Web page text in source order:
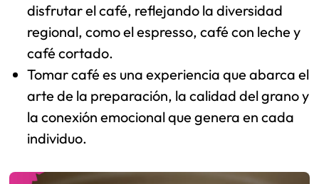
disfrutar el café, reflejando la diversidad
regional, como el espresso, café con leche y
café cortado.
Tomar café es una experiencia que abarca el
arte de la preparación, la calidad del grano y
la conexión emocional que genera en cada
individuo.